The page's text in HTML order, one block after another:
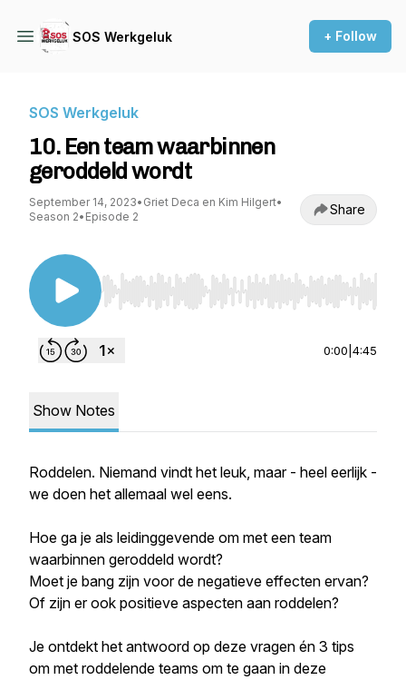
SOS Werkgeluk + Follow
SOS Werkgeluk
10. Een team waarbinnen
geroddeld wordt
September 14, 2023• Griet Deca en Kim Hilgert•
Season 2• Episode 2 Share
Use Left/Right to seek, Home/End to jump to
0:00 4:45
Show Notes
Roddelen. Niemand vindt het leuk, maar - heel eerlijk -
we doen het allemaal wel eens.
Hoe ga je als leidinggevende om met een team
waarbinnen geroddeld wordt?
Moet je bang zijn voor de negatieve effecten ervan?
Of zijn er ook positieve aspecten aan roddelen?
Je ontdekt het antwoord op deze vragen én 3 tips
om met roddelende teams om te gaan in deze